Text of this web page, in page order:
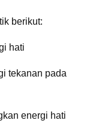
berikut:
hati
tekanan pada
energi hati